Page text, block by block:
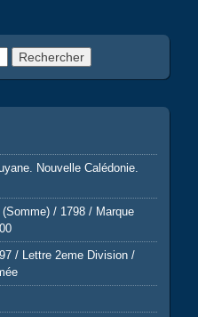
Nouvelle Calédonie.
/ 1798 / Marque
/ Lettre 2eme Division /